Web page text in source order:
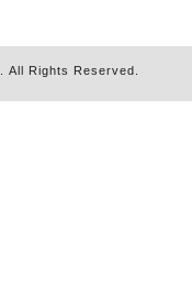
. All Rights Reserved.